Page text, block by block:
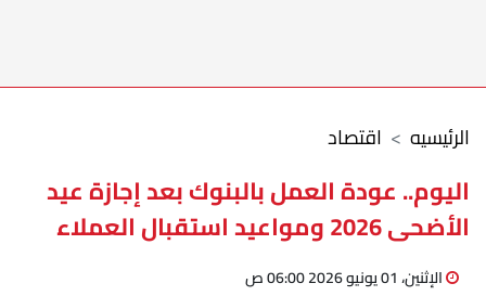
اقتصاد الرئيسيه
اليوم.. عودة العمل بالبنوك بعد إجازة عيد
الأضحى 2026 ومواعيد استقبال العملاء
الإثنين، 01 يونيو 2026 06:00 ص